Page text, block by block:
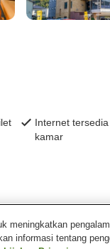
Internet
kamar
Kota
meningkatkan
informasi tentang